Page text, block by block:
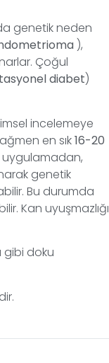
genetik neden
),
Çoğul
diabet)
incelemeye
en sık16-20
uygulamadan,
genetik
Bu durumda
Kan uyuşmazlığı
gibi doku
dir.